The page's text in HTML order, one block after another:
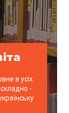
в усіх
-